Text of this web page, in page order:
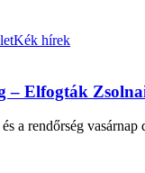
Kék hírek
– Elfogták
a rendőrség